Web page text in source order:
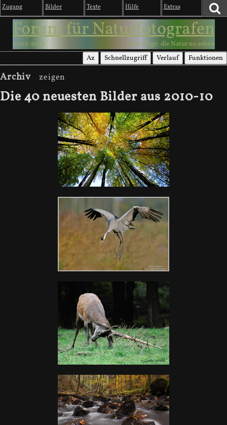
Zugang Bilder Texte Hilfe Extras
Forum für Naturfotografen
2003-2026 1000 Wege, die Natur zu sehen
Az Schnellzugriff Verlauf Funktionen
Archiv
Die 40 neuesten Bilder aus 2010-10